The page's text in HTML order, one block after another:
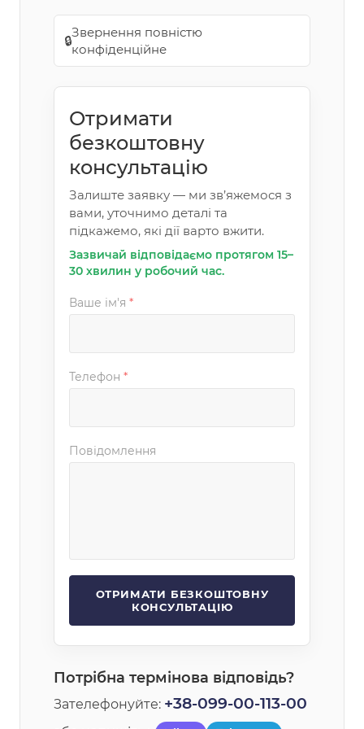
🔒
Звернення повністю
конфіденційне
Отримати
безкоштовну
консультацію
Залиште заявку — ми зв’яжемося з
вами, уточнимо деталі та
підкажемо, які дії варто вжити.
Зазвичай відповідаємо протягом 15–
30 хвилин у робочий час.
Ваше ім'я *
Телефон *
Повідомлення
Потрібна термінова відповідь?
Зателефонуйте: +38-099-00-113-00